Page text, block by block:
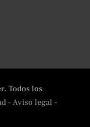
Todos los
– Aviso legal –